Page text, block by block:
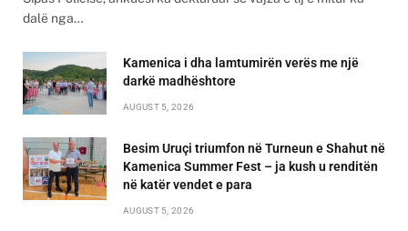
dalë nga…
Kamenica i dha lamtumirën verës me një
darkë madhështore
AUGUST 5, 2026
Besim Uruçi triumfon në Turneun e Shahut në
Kamenica Summer Fest – ja kush u renditën
në katër vendet e para
AUGUST 5, 2026